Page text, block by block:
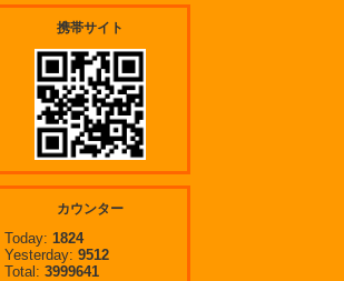
携帯サイト
カウンター
Today: 1824
Yesterday: 9512
Total: 3999641